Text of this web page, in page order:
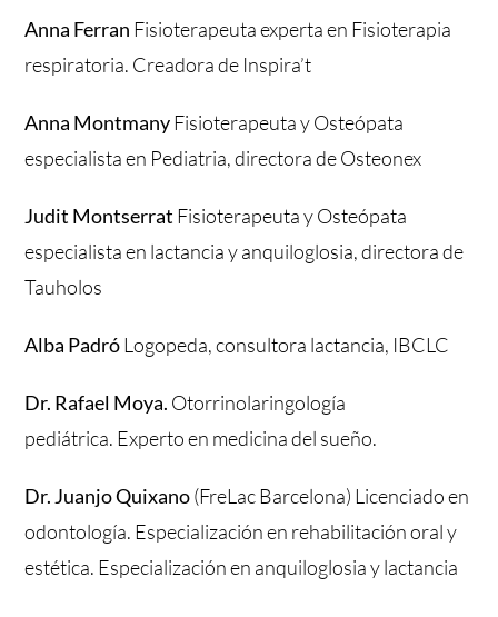
Anna Ferran Fisioterapeuta experta en Fisioterapia
respiratoria. Creadora de Inspira’t
Anna MontmanyFisioterapeuta y Osteópata
especialista en Pediatria, directora de Osteonex
Judit Montserrat Fisioterapeuta y Osteópata
especialista en lactancia y anquiloglosia, directora de
Tauholos
Alba PadróLogopeda, consultora lactancia, IBCLC
Dr. Rafael Moya. Otorrinolaringología
pediátrica. Experto en medicina del sueño.
Dr. Juanjo Quixano(FreLac Barcelona) Licenciado en
odontología. Especialización en rehabilitación oral y
estética. Especialización en anquiloglosia y lactancia